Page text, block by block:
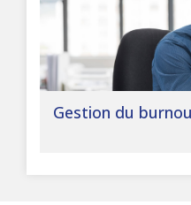
Gestion du